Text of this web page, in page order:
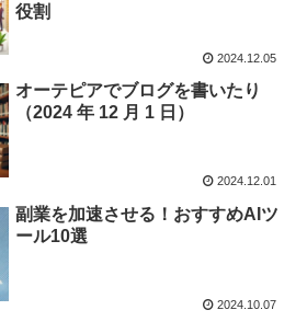
役割
2024.12.05
オーテピアでブログを書いたり
（2024 年 12 月 1 日）
2024.12.01
副業を加速させる！おすすめAIツ
ール10選
2024.10.07